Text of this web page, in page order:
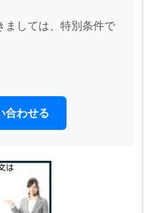
ましては、特別条件で
合わせる